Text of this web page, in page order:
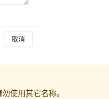
勿使用其它名称。